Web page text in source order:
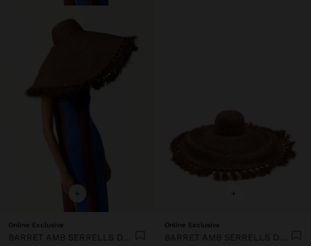
+
Online Exclusive
BARRET AMB SERRELLS DE PALLA
+
Online Exclusive
BARRET AMB SERRELLS DE PALLA